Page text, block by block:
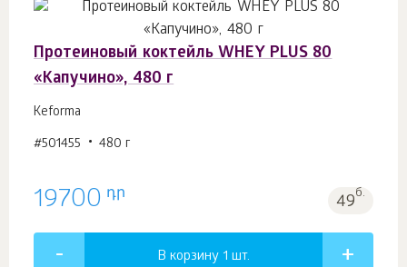
Протеиновый коктейль WHEY PLUS 80
«Капучино», 480 г
Keforma
#501455 480 г
19700 դր 49б.
В корзину 1 шт.